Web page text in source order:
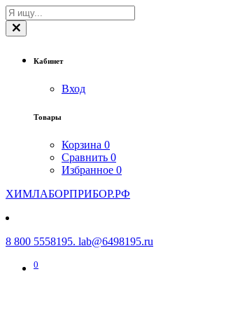
Кабинет
Вход
Товары
Корзина 0
Сравнить 0
Избранное 0
ХИМЛАБОРПРИБОР.РФ
8 800 5558195. lab@6498195.ru
0